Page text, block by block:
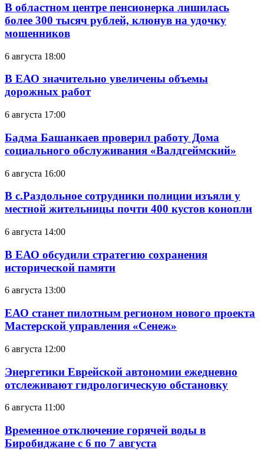
В областном центре пенсионерка лишилась
более 300 тысяч рублей, клюнув на удочку
мошенников
6 августа 18:00
В ЕАО значительно увеличены объемы
дорожных работ
6 августа 17:00
Бадма Башанкаев проверил работу Дома
социального обслуживания «Валдгеймский»
6 августа 16:00
В с.Раздольное сотрудники полиции изъяли у
местной жительницы почти 400 кустов конопли
6 августа 14:00
В ЕАО обсудили стратегию сохранения
исторической памяти
6 августа 13:00
ЕАО станет пилотным регионом нового проекта
Мастерской управления «Сенеж»
6 августа 12:00
Энергетики Еврейской автономии ежедневно
отслеживают гидрологическую обстановку
6 августа 11:00
Временное отключение горячей воды в
Биробиджане с 6 по 7 августа